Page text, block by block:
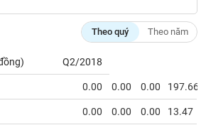
Theo quý Theo năm
Q2/2018
0.00 0.00 0.00 197.66
0.00 0.00 0.00 13.47